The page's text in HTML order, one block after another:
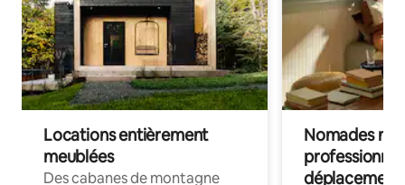
Locations entièrement
meublées
Des cabanes de montagne
Nomades
déplacement